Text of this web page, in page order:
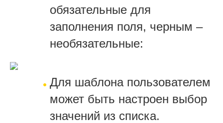
обязательные для
заполнения поля, черным –
необязательные:
Для шаблона пользователем
может быть настроен выбор
значений из списка.